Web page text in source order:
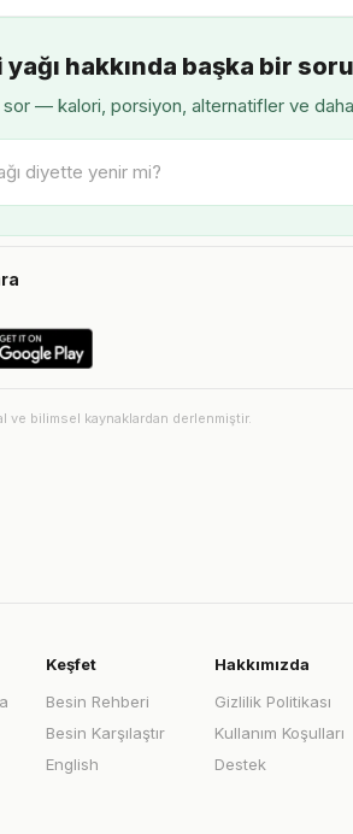
hakkında başka bir
— kalori, porsiyon, alternatifler ve
ve bilimsel kaynaklardan derlenmiştir.
Keşfet
Besin Rehberi
Besin Karşılaştır
English
Hakkımızda
Gizlilik Politikası
Kullanım Koşulları
Destek